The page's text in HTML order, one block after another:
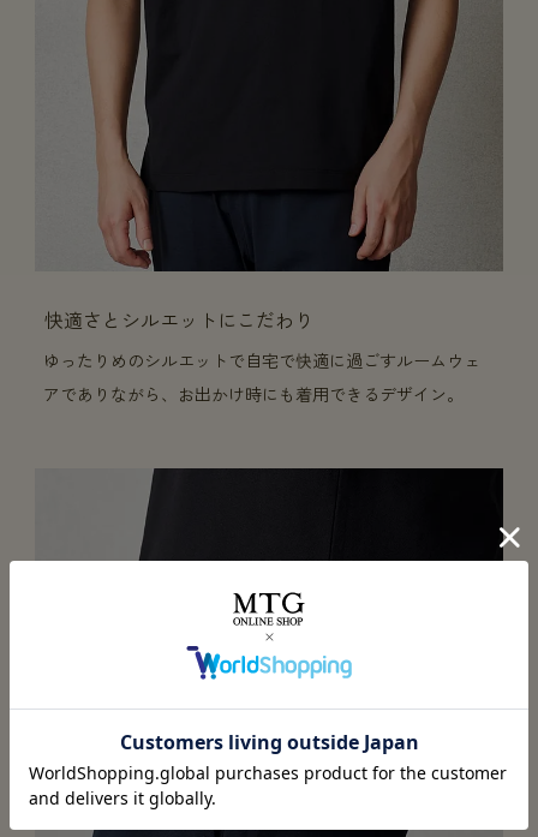
快適さとシルエットにこだわり
ゆったりめのシルエットで自宅で快適に過ごすルームウェ
アでありながら、お出かけ時にも着用できるデザイン。